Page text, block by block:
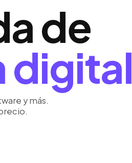
de
digital
y más.